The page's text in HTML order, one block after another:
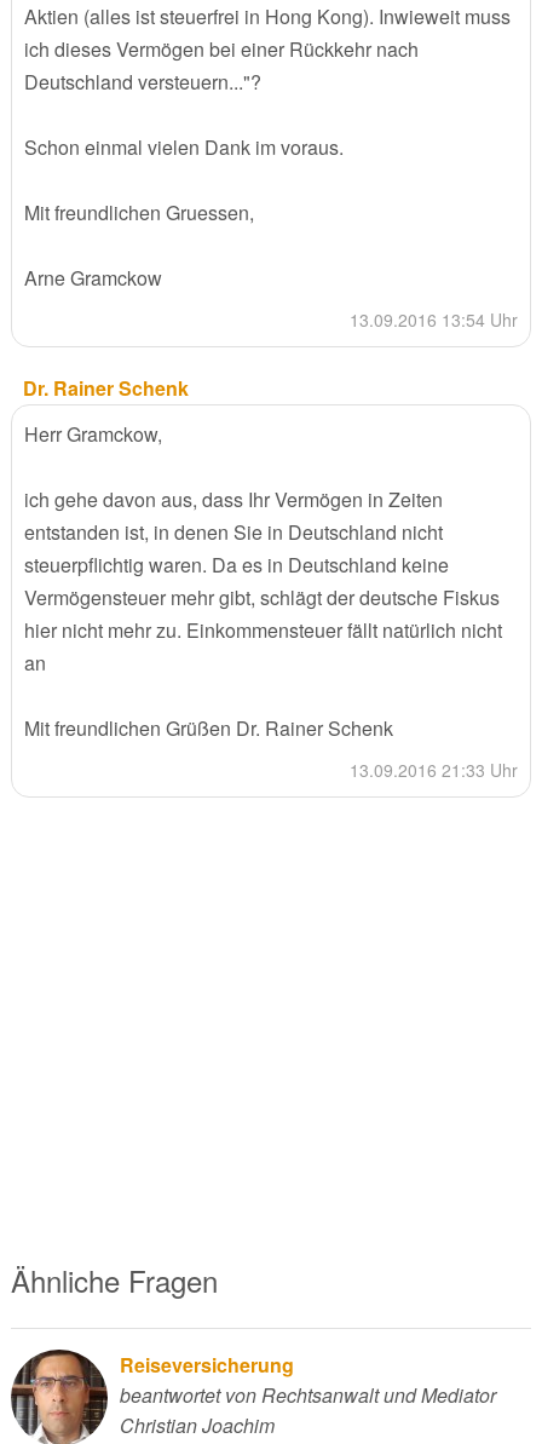
Aktien (alles ist steuerfrei in Hong Kong). Inwieweit muss
ich dieses Vermögen bei einer Rückkehr nach
Deutschland versteuern..."?
Schon einmal vielen Dank im voraus.
Mit freundlichen Gruessen,
Arne Gramckow
13.09.2016 13:54 Uhr
Dr. Rainer Schenk
Herr Gramckow,
ich gehe davon aus, dass Ihr Vermögen in Zeiten
entstanden ist, in denen Sie in Deutschland nicht
steuerpflichtig waren. Da es in Deutschland keine
Vermögensteuer mehr gibt, schlägt der deutsche Fiskus
hier nicht mehr zu. Einkommensteuer fällt natürlich nicht
an
Mit freundlichen Grüßen Dr. Rainer Schenk
13.09.2016 21:33 Uhr
Ähnliche Fragen
Reiseversicherung
beantwortet von Rechtsanwalt und Mediator
Christian Joachim